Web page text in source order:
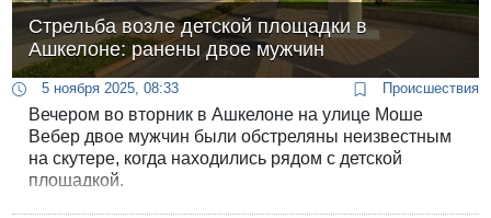
Стрельба возле детской площадки в
Ашкелоне: ранены двое мужчин
5 ноября 2025, 08:33 Происшествия
Вечером во вторник в Ашкелоне на улице Моше
Вебер двое мужчин были обстреляны неизвестным
на скутере, когда находились рядом с детской
площадкой.